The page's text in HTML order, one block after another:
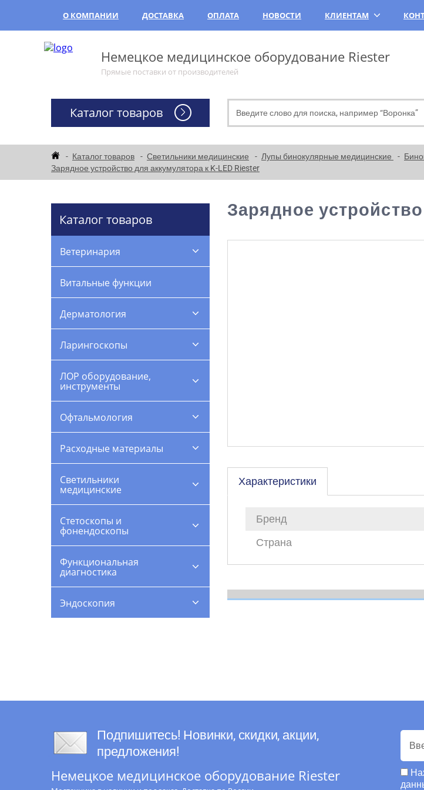
О КОМПАНИИ ДОСТАВКА ОПЛАТА НОВОСТИ КЛИЕНТАМ
Немецкое медицинское оборудование Riester
Прямые поставки от производителей
Каталог товаров
Каталог товаров Светильники медицинские Лупы бинокулярные медицинские
Зарядное устройство для аккумулятора к K-LED Riester
Каталог товаров
Ветеринария
Витальные функции
Дерматология
Ларингоскопы
ЛОР оборудование,
инструменты
Офтальмология
Расходные материалы
Светильники
медицинские
Стетоскопы и
фонендоскопы
Функциональная
диагностика
Эндоскопия
Зарядное
Характеристики
Бренд
Страна
Подпишитесь! Новинки, скидки, акции,
предложения!
Немецкое медицинское оборудование Riester